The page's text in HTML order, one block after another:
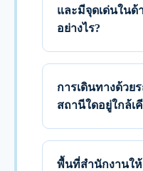
และมีจุดเด่นในด้
อย่างไร?
การเดินทางด้วย
สถานีใดอยู่ใกล้เ
พื้นที่สำนักงานใ